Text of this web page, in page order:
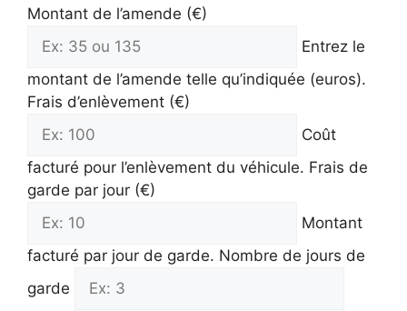
Montant de l’amende (€)
Entrez le
montant de l’amende telle qu’indiquée (euros).
Frais d’enlèvement (€)
Coût
facturé pour l’enlèvement du véhicule. Frais de
garde par jour (€)
Montant
facturé par jour de garde. Nombre de jours de
garde